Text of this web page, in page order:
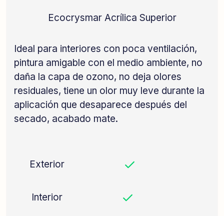
Ecocrysmar Acrílica Superior
Ideal para interiores con poca ventilación,
pintura amigable con el medio ambiente, no
daña la capa de ozono, no deja olores
residuales, tiene un olor muy leve durante la
aplicación que desaparece después del
secado, acabado mate.